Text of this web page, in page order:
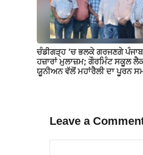
ਚੰਡੀਗੜ੍ਹ ‘ਚ ਭਲਕੇ ਗਰਜਣਗੇ
ਹਜ਼ਾਰਾਂ ਮੁਲਾਜ਼ਮ; ਗੌਰਮਿੰਟ ਸਕੂਲ
ਯੂਨੀਅਨ ਵੱਲੋਂ ਮਹਾਂਰੈਲੀ ਦਾ ਪੂਰਨ
Leave a